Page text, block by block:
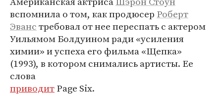
вспомнила о том, как продюсер Роберт
Эванстребовал от нее переспать с актером
Уильямом Болдуином ради «усиления
химии» и успеха его фильма «Щепка»
(1993), в котором снимались артисты. Ее
слова
приводитPage Six.